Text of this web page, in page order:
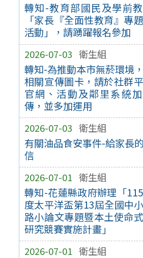
轉知-教育部國民及學前
「家長『全面性教育』專
活動」，請踴躍報名參加
2026-07-03 衛生組
轉知-為推動本市無菸環境
相關宣傳圖卡，請於社群
官網、活動及鄰里系統
傳，並多加運用
2026-07-03 衛生組
有關油品食安事件-給家長
信
2026-07-01 衛生組
轉知-花蓮縣政府辦理「
度太平洋盃第13屆全國中
路小論文專題暨本土使命
研究競賽實施計畫」
2026-07-01 衛生組